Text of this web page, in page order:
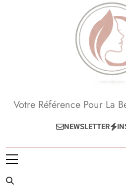
Beauté,
Anti-
Votre Référence Pour La
NEWSLETTER